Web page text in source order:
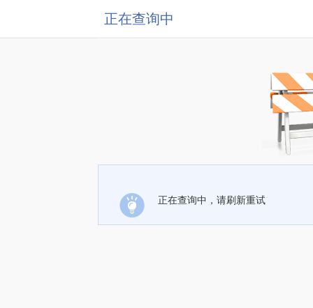
正在查询中
正在查询中，请刷新重试